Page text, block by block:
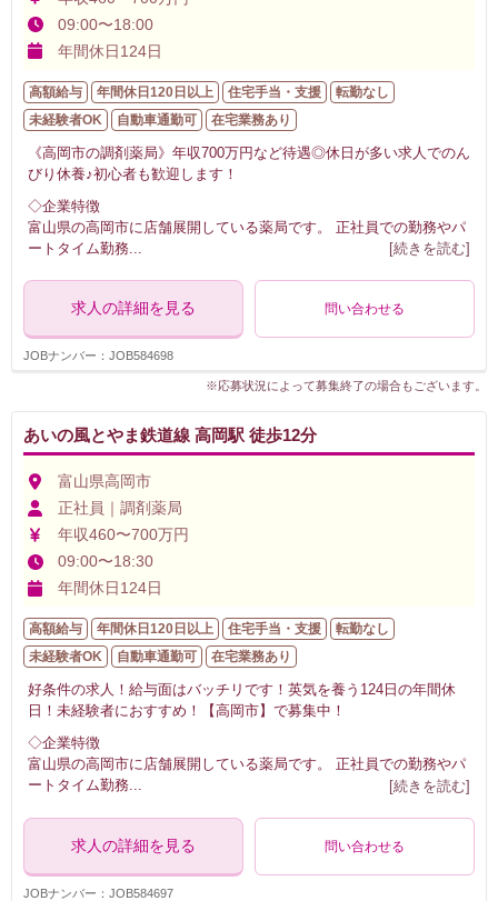
09:00〜18:00
年間休日124日
高額給与 年間休日120日以上 住宅手当・支援
転勤なし
未経験者OK
自動車通勤可 在宅業務あり
《高岡市の調剤薬局》年収700万円など待遇◎休日が多い求人でのん
びり休養♪初心者も歓迎します！
◇企業特徴
富山県の高岡市に店舗展開している薬局です。 正社員での勤務やパ
ートタイム勤務
[続きを読む]
求人の詳細を見る 問い合わせる
JOBナンバー：JOB584698
※応募状況によって募集終了の場合もございます。
あいの風とやま鉄道線 高岡駅 徒歩12分
富山県高岡市
正社員｜調剤薬局
年収460〜700万円
09:00〜18:30
年間休日124日
高額給与 年間休日120日以上 住宅手当・支援
転勤なし
未経験者OK
自動車通勤可 在宅業務あり
好条件の求人！給与面はバッチリです！英気を養う124日の年間休
日！未経験者におすすめ！【高岡市】で募集中！
◇企業特徴
富山県の高岡市に店舗展開している薬局です。 正社員での勤務やパ
ートタイム勤務... [続きを読む]
求人の詳細を見る 問い合わせる
JOBナンバー：JOB584697